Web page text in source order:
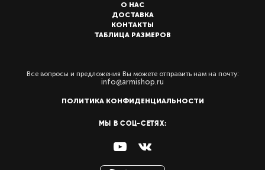
О НАС
ДОСТАВКА
КОНТАКТЫ
ТАБЛИЦА РАЗМЕРОВ
Все вопросы и предложения Вы можете отправить нам на почту:
info@armishop.ru
ПОЛИТИКА КОНФИДЕНЦИАЛЬНОСТИ
МЫ В СОЦ-СЕТЯХ: